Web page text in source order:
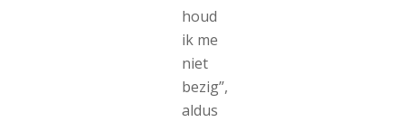
houd
ik me
niet
bezig”,
aldus